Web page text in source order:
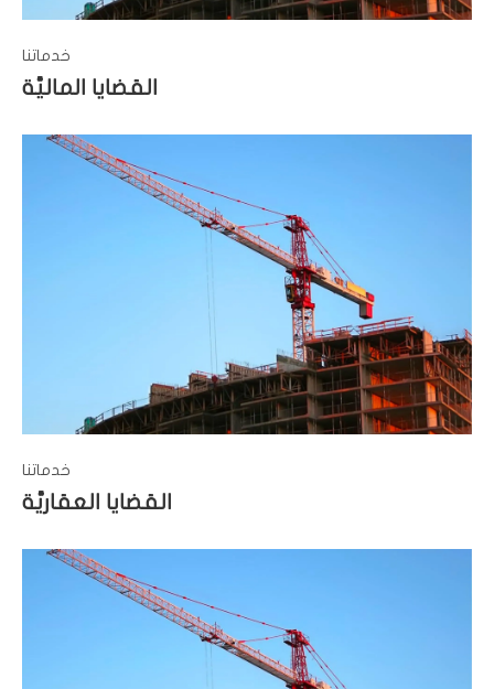
خدماتنا
القضايا الماليَّة
خدماتنا
القضايا العقاريَّة